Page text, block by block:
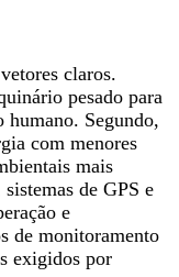
claros.
pesado para
Segundo,
com menores
mais
de GPS e
e
de monitoramento
exigidos por